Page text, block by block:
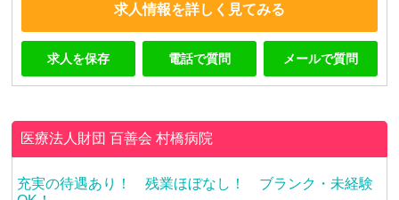
求人情報を詳しく見てみる
求人を保存 電話で質問 メールで質問
医療法人財団 百善会村橋病院
充実の待遇あり！ 残業ほぼなし！ ブランク・未経験